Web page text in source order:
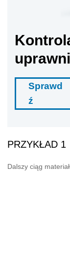
Sprawd
ź
PRZYKŁAD 1
Dalszy ciąg